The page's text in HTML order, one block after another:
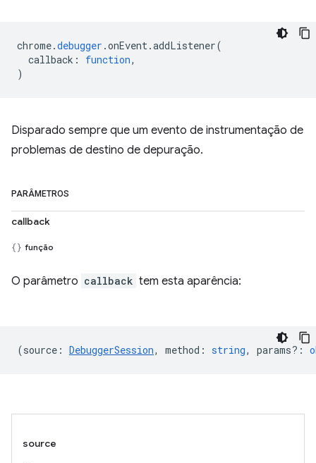
chrome.debugger .onEvent.addListener(
callback : function,
)
Disparado sempre que um evento de instrumentação de
problemas de destino de depuração.
PARÂMETROS
callback
função
O parâmetro callback tem esta aparência:
(source : DebuggerSession, method : string, params? :
source